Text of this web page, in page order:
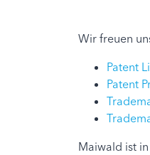
Wir freuen
Patent
Patent
Maiwald ist